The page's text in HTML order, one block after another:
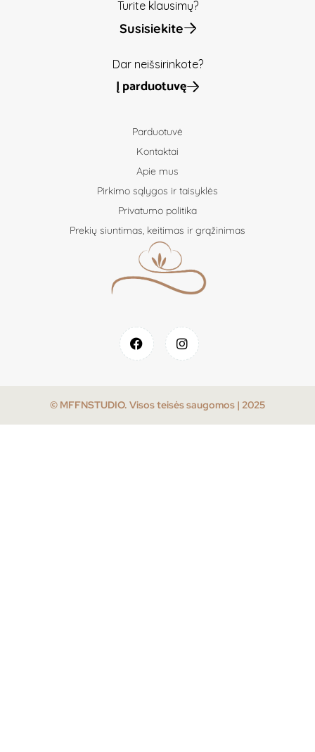
Turite klausimų?
Susisiekite
Dar neišsirinkote?
Į parduotuvę
Parduotuvė
Kontaktai
Apie mus
Pirkimo sąlygos ir taisyklės
Privatumo politika
Prekių siuntimas, keitimas ir grąžinimas
© MFFNSTUDIO. Visos teisės saugomos | 2025